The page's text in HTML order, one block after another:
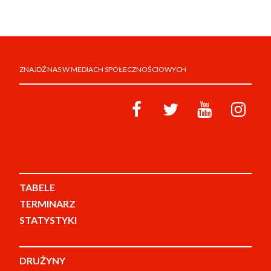
ZNAJDŹ NAS W MEDIACH SPOŁECZNOŚCIOWYCH
TABELE
TERMINARZ
STATYSTYKI
DRUŻYNY